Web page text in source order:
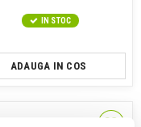
IN STOC
ADAUGA IN COS